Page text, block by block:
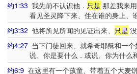
约1:33 我先前不认识他． 只是 那差我来
看见圣灵降下来、住在谁的身上、
约3:32 他将所见所闻的见证出来、 只是
约4:27 当下门徒回来、就希奇耶稣和一个
说、你是要什么．或说、你为什么
约6:9 在这里有一个孩童、带着五个大麦